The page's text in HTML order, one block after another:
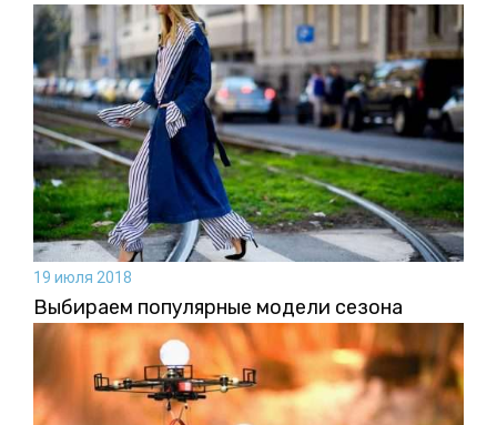
19 июля 2018
Выбираем популярные модели сезона